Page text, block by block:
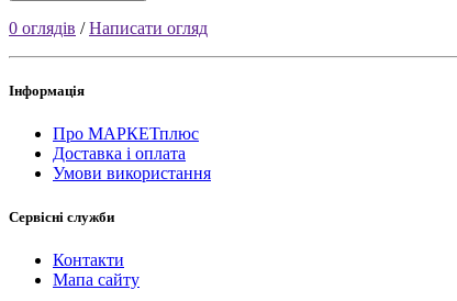
0 оглядів /Написати огляд
Інформація
Про МАРКЕТплюс
Доставка і оплата
Умови використання
Сервісні служби
Контакти
Мапа сайту